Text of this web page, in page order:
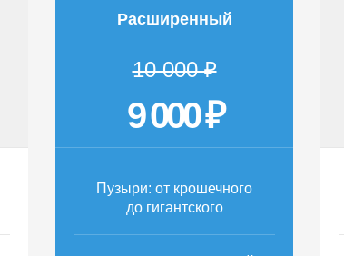
Расширенный
10 000 ₽
9 000 ₽
Пузыри: от крошечного
до гигантского